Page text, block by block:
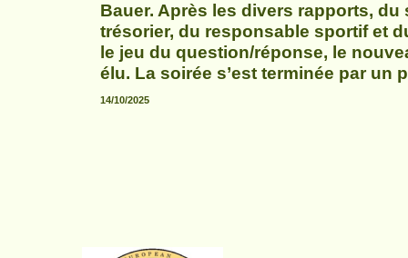
Bauer. Après les divers rapports, du
trésorier, du responsable sportif et
le jeu du question/réponse, le
élu. La soirée s’est terminée par un
14/10/2025